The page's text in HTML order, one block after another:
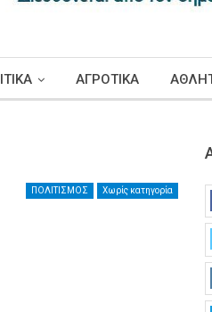
ΑΓΡΟΤΙΚΑ
ΠΟΛΙΤΙΣΜΟΣ Χωρίς κατηγορία